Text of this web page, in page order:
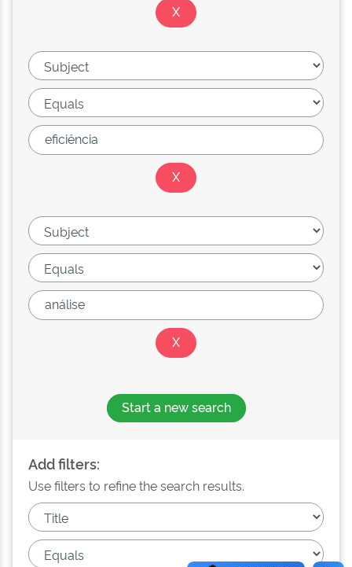
Start a new search
Add filters:
Use filters to refine the search results.